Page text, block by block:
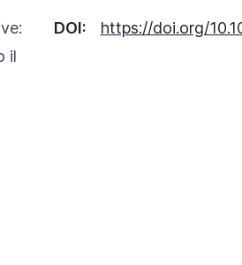
il
DOI: https://doi.org/